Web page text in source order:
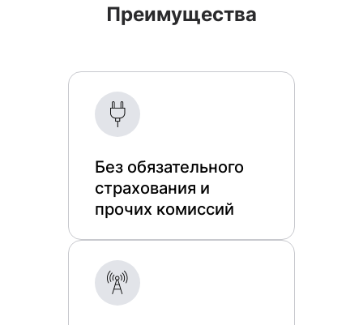
Преимущества
Без обязательного
страхования и
прочих комиссий